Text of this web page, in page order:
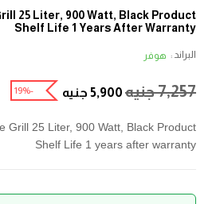
25 Liter, 900 Watt, Black Product
Shelf Life 1 Years After Warranty
البراند : هوفر
7,257جنيه 5,900 جنيه -19%
Grill 25 Liter, 900 Watt, Black Product
Shelf Life 1 years after warranty